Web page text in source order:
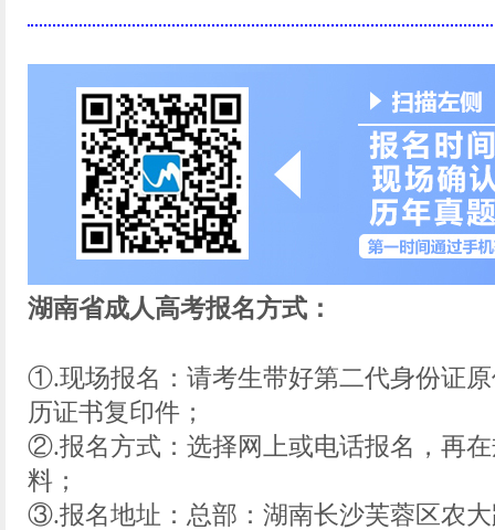
湖南省成人高考报名方式：
①.现场报名：请考生带好第二代身份证
历证书复印件；
②.报名方式：选择网上或电话报名，再
料；
③.报名地址：总部：湖南长沙芙蓉区农